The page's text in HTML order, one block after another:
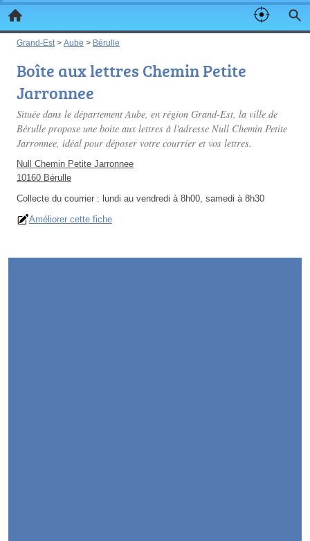
Grand-Est > Aube > Bérulle
Boîte aux lettres Chemin Petite
Jarronnee
Située dans le département Aube, en région Grand-Est, la ville de
Bérulle propose une boite aux lettres à l'adresse Null Chemin Petite
Jarronnee, idéal pour déposer votre courrier et vos lettres.
Null Chemin Petite Jarronnee
10160 Bérulle
Collecte du courrier : lundi au vendredi à 8h00, samedi à 8h30
Améliorer cette fiche